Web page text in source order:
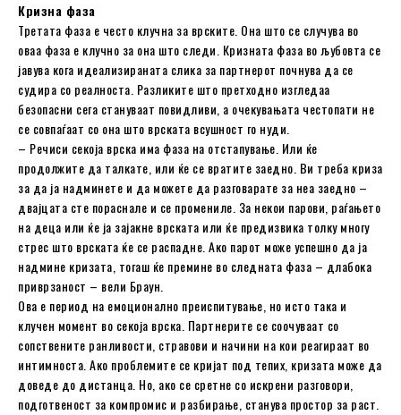
Кризна фаза
Третата фаза е често клучна за врските. Она што се случува во
оваа фаза е клучно за она што следи. Кризната фаза во љубовта се
јавува кога идеализираната слика за партнерот почнува да се
судира со реалноста. Разликите што претходно изгледаа
безопасни сега стануваат повидливи, а очекувањата честопати не
се совпаѓаат со она што врската всушност го нуди.
– Речиси секоја врска има фаза на отстапување. Или ќе
продолжите да талкате, или ќе се вратите заедно. Ви треба криза
за да ја надминете и да можете да разговарате за неа заедно –
двајцата сте пораснале и се промениле. За некои парови, раѓањето
на деца или ќе ја зајакне врската или ќе предизвика толку многу
стрес што врската ќе се распадне. Ако парот може успешно да ја
надмине кризата, тогаш ќе премине во следната фаза – длабока
приврзаност – вели Браун.
Ова е период на емоционално преиспитување, но исто така и
клучен момент во секоја врска. Партнерите се соочуваат со
сопствените ранливости, стравови и начини на кои реагираат во
интимноста. Ако проблемите се кријат под тепих, кризата може да
доведе до дистанца. Но, ако се сретне со искрени разговори,
подготвеност за компромис и разбирање, станува простор за раст.